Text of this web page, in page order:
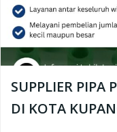
SUPPLIER PIPA
DI KOTA